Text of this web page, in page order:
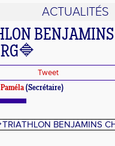
ACTUALITÉS
BENJAMINS
Tweet
Paméla (Secrétaire)